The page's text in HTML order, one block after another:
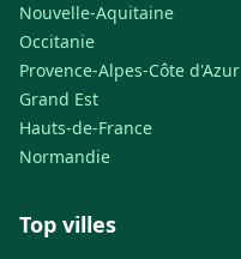
Nouvelle-Aquitaine
Occitanie
Provence-Alpes-Côte d'Azur
Grand Est
Hauts-de-France
Normandie
Top villes